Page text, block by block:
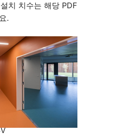
치 치수는 해당 PDF
.
mm (사용자 정
용자 정의 가능)
220V